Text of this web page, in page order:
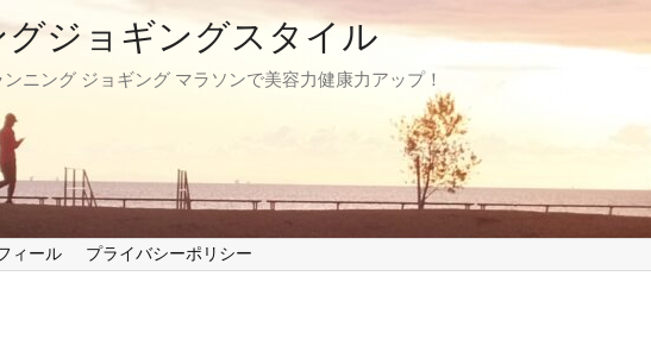
ジョギングスタイル
ニング ジョギング マラソンで美容力健康力アップ！
ィール プライバシーポリシー